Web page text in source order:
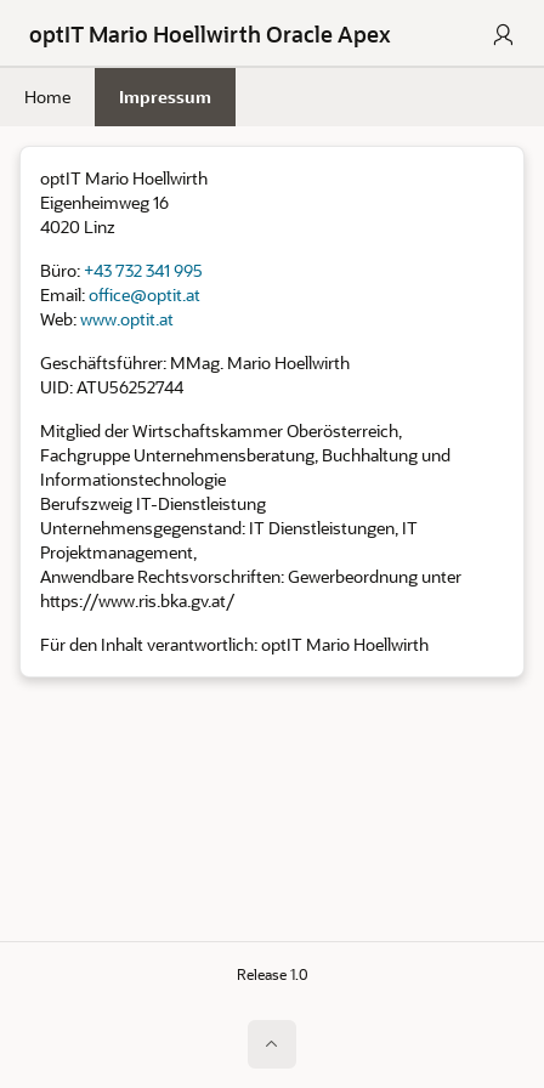
optIT Mario Hoellwirth Oracle Apex
Home Impressum
optIT Mario Hoellwirth
Eigenheimweg 16
4020 Linz
Büro: +43 732 341 995
Email:office@optit.at
Web:www.optit.at
Geschäftsführer: MMag. Mario Hoellwirth
UID: ATU56252744
Mitglied der Wirtschaftskammer Oberösterreich,
Fachgruppe Unternehmensberatung, Buchhaltung und
Informationstechnologie
Berufszweig IT-Dienstleistung
Unternehmensgegenstand: IT Dienstleistungen, IT
Projektmanagement,
Anwendbare Rechtsvorschriften: Gewerbeordnung unter
https://www.ris.bka.gv.at/
Für den Inhalt verantwortlich: optIT Mario Hoellwirth
Release 1.0